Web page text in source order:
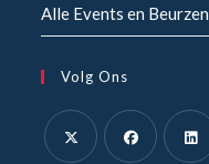
Alle Events en Beurzen
Volg Ons